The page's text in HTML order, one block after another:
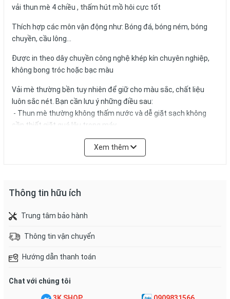
vải thun mè 4 chiều , thấm hút mồ hôi cực tốt
Thích hợp các môn vận động như: Bóng đá, bóng ném, bóng
chuyền, cầu lông...
Được in theo dây chuyền công nghệ khép kín chuyên nghiệp,
không bong tróc hoặc bạc màu
Vải mè thường bền tuy nhiên để giữ cho màu sắc, chất liệu
luôn sắc nét. Bạn cần lưu ý những điều sau:
- Thun mè thường không thấm nước và dễ giặt sạch không
cần thiết giặt quá lâu trong máy.
- Không nên ngâm quần áo lâu trong nước, hoặc để nơi ẩm
Xem thêm
Thông tin hữu ích
Trung tâm bảo hành
Thông tin vận chuyển
Hướng dẫn thanh toán
Chat với chúng tôi